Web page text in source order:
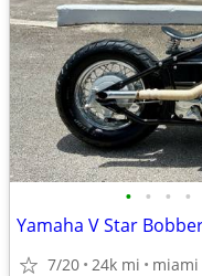
• • • •
7/20 24k mi